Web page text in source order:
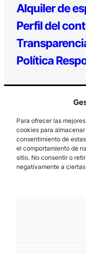
Para ofrecer las
cookies para
consentimiento de
el comportamiento de
sitio. No consentir o
negativamente a
Alquiler de
Perfil del
Política
Los Prados, 121 –
985 185 577 –